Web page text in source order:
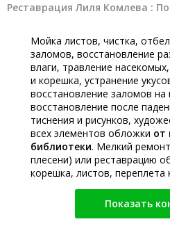
Реставрация Лиля Комлева :
Мойка листов, чистка,
заломов, восстановление
влаги, травление
и корешка, устранение
восстановление заломов на
восстановление после
тиснения и рисунков,
всех элементов обложки от
библиотеки. Мелкий
плесени) или реставрацию
корешка, листов, переплета
Показать